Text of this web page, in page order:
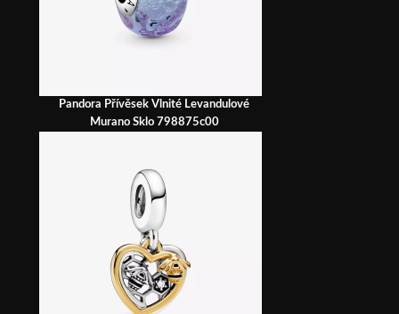
Pandora Přívěsek Vlnité Levandulové
Murano Sklo 798875c00